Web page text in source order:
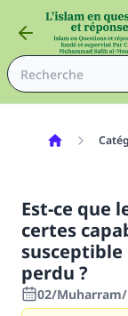
Est-ce que
certes
perdu ?
02/